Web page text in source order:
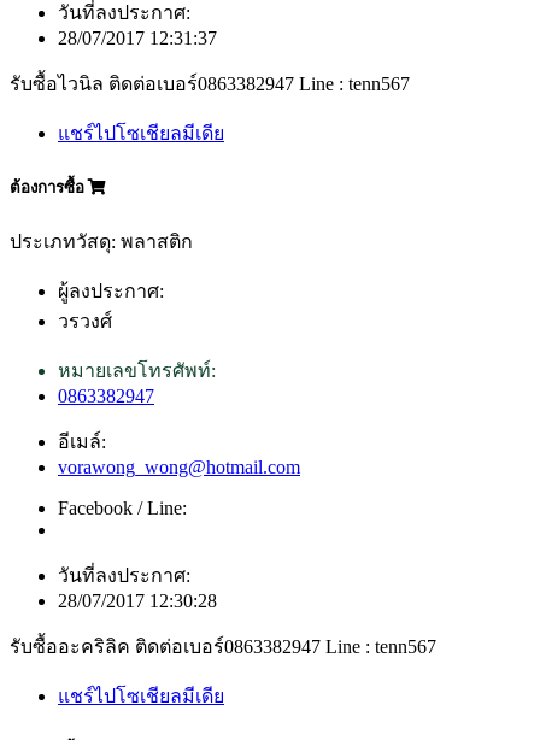
วันที่ลงประกาศ:
28/07/2017 12:31:37
รับซื้อไวนิล ติดต่อเบอร์0863382947 Line : tenn567
แชร์ไปโซเชียลมีเดีย
ต้องการซื้อ
ประเภทวัสดุ: พลาสติก
ผู้ลงประกาศ:
วรวงศ์
หมายเลขโทรศัพท์:
0863382947
อีเมล์:
vorawong_wong@hotmail.com
Facebook / Line:
วันที่ลงประกาศ:
28/07/2017 12:30:28
รับซื้ออะคริลิค ติดต่อเบอร์0863382947 Line : tenn567
แชร์ไปโซเชียลมีเดีย